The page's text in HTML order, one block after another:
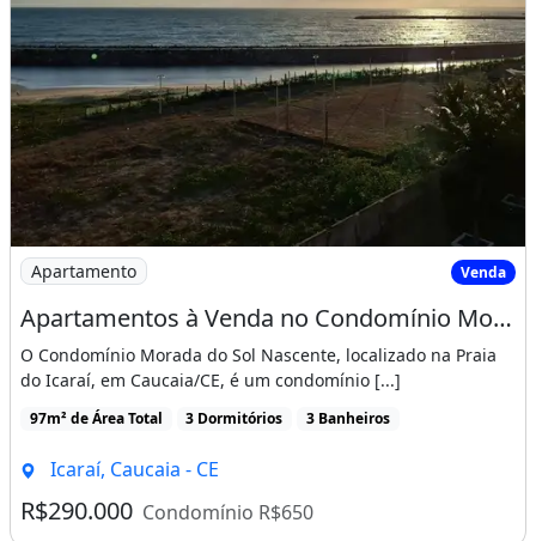
Dependência De Empregados
Condomínio Fechado
Churrasqueira Varanda
Imagem: Apartamentos à Venda no Condomínio Morada
Apartamento Venda
Apartamentos à Venda no Condomínio Morada do Sol Nascente - Praia do Icaraí, Cau
O Condomínio Morada do Sol Nascente, localizado na Praia
do Icaraí, em Caucaia/CE, é um condomínio [...]
97m² de Área Total 3 Dormitórios 3 Banheiros
Icaraí, Caucaia - CE
R$290.000 Condomínio R$650